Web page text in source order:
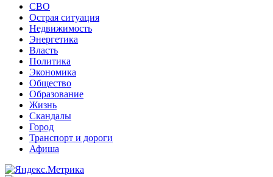
СВО
Острая ситуация
Недвижимость
Энергетика
Власть
Политика
Экономика
Общество
Образование
Жизнь
Скандалы
Город
Транспорт и дороги
Афиша